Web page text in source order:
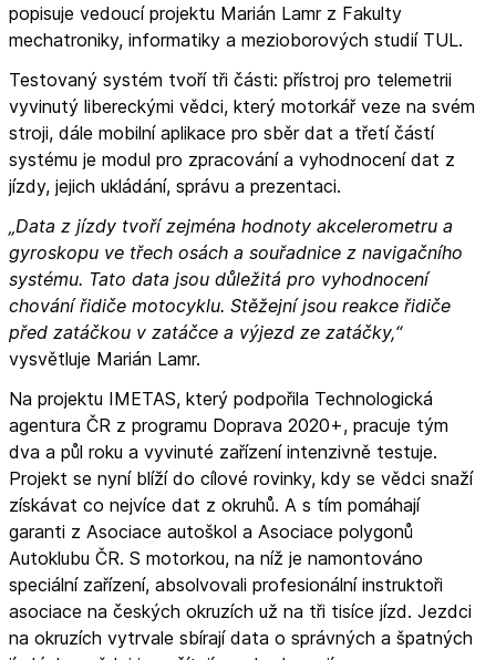
popisuje vedoucí projektu Marián Lamr z Fakulty
mechatroniky, informatiky a mezioborových studií TUL.
Testovaný systém tvoří tři části: přístroj pro telemetrii
vyvinutý libereckými vědci, který motorkář veze na svém
stroji, dále mobilní aplikace pro sběr dat a třetí částí
systému je modul pro zpracování a vyhodnocení dat z
jízdy, jejich ukládání, správu a prezentaci.
„Data z jízdy tvoří zejména hodnoty akcelerometru a
gyroskopu ve třech osách a souřadnice z navigačního
systému. Tato data jsou důležitá pro vyhodnocení
chování řidiče motocyklu. Stěžejní jsou reakce řidiče
před zatáčkou v zatáčce a výjezd ze zatáčky,“
vysvětluje Marián Lamr.
Na projektu IMETAS, který podpořila Technologická
agentura ČR z programu Doprava 2020+, pracuje tým
dva a půl roku a vyvinuté zařízení intenzivně testuje.
Projekt se nyní blíží do cílové rovinky, kdy se vědci snaží
získávat co nejvíce dat z okruhů. A s tím pomáhají
garanti z Asociace autoškol a Asociace polygonů
Autoklubu ČR. S motorkou, na níž je namontováno
speciální zařízení, absolvovali profesionální instruktoři
asociace na českých okruzích už na tři tisíce jízd. Jezdci
na okruzích vytrvale sbírají data o správných a špatných